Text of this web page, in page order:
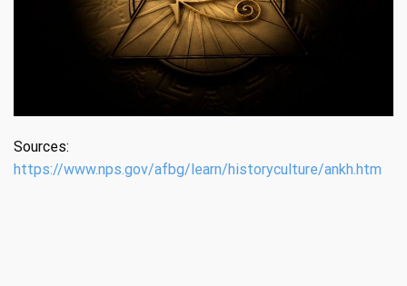
Sources:
https://www.nps.gov/afbg/learn/historyculture/ankh.htm